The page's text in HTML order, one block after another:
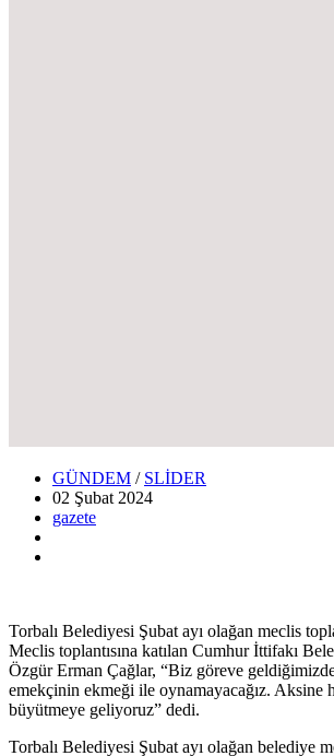
GÜNDEM / SLİDER
02 Şubat 2024
gazete
Torbalı Belediyesi Şubat ayı olağan meclis
Meclis toplantısına katılan Cumhur İttifakı
Özgür Erman Çağlar, “Biz göreve
emekçinin ekmeği ile oynamayacağız. Aksine
büyütmeye geliyoruz” dedi.
Torbalı Belediyesi Şubat ayı olağan belediye